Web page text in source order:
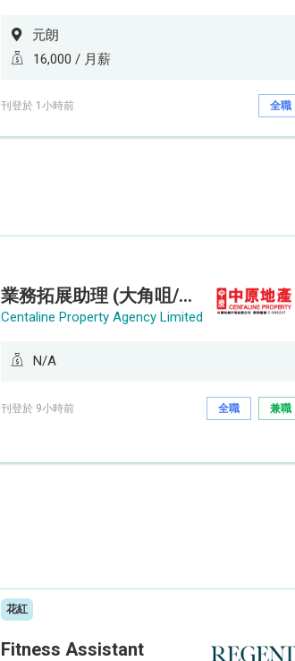
元朗
16,000 / 月薪
刊登於 1小時前 全職
業務拓展助理 (大角咀/荔枝角/九龍塘)
Centaline Property Agency Limited
N/A
刊登於 9小時前 全職 兼職
花紅
Fitness Assistant